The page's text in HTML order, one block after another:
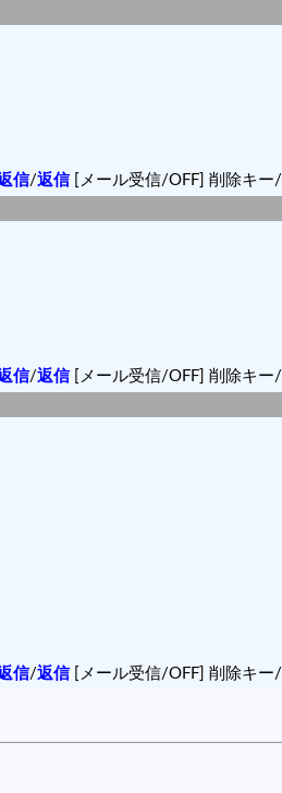
信/返信[メール受信/OFF] 削除キー/
信/返信[メール受信/OFF] 削除キー/
信/返信[メール受信/OFF] 削除キー/